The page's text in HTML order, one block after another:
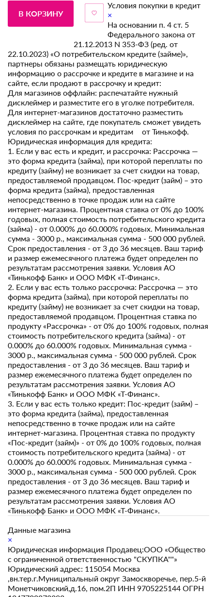
В КОРЗИНУ
Условия покупки в кредит
×
На основании п. 4 ст. 5
Федерального закона от
21.12.2013 N 353-ФЗ (ред. от
22.10.2023) «О потребительском кредите (займе)»,
партнеры обязаны размещать юридическую
информацию о рассрочке и кредите в магазине и на
сайте, если продают в рассрочку и кредит:
Для магазинов оффлайн: распечатайте нужный
дисклеймер и разместите его в уголке потребителя.
Для интернет-магазинов достаточно разместить
дисклеймер на сайте, где покупатель сможет увидеть
условия по рассрочкам и кредитам от Тинькофф.
Юридическая информация для кредита:
1. Если у вас есть и кредит, и рассрочка: Рассрочка —
это форма кредита (займа), при которой переплаты по
кредиту (займу) не возникает за счет скидки на товар,
предоставляемой продавцом. Пос-кредит (займ) – это
форма кредита (займа), предоставленная
непосредственно в точке продаж или на сайте
интернет-магазина. Процентная ставка от 0% до 100%
годовых, полная стоимость потребительского кредита
(займа) - от 0.000% до 60.000% годовых. Минимальная
сумма - 3000 р., максимальная сумма - 500 000 рублей.
Срок предоставления - от 3 до 36 месяцев. Ваш тариф
и размер ежемесячного платежа будет определен по
результатам рассмотрения заявки. Условия АО
«Тинькофф Банк» и ООО МФК «Т-Финанс».
2. Если у вас есть только рассрочка: Рассрочка — это
форма кредита (займа), при которой переплаты по
кредиту (займу) не возникает за счет скидки на товар,
предоставляемой продавцом. Процентная ставка по
продукту «Рассрочка» - от 0% до 100% годовых, полная
стоимость потребительского кредита (займа) - от
0.000% до 60.000% годовых. Минимальная сумма -
3000 р., максимальная сумма - 500 000 рублей. Срок
предоставления - от 3 до 36 месяцев. Ваш тариф и
размер ежемесячного платежа будет определен по
результатам рассмотрения заявки. Условия АО
«Тинькофф Банк» и ООО МФК «Т-Финанс».
3. Если у вас есть только кредит: Пос-кредит (займ) –
это форма кредита (займа), предоставленная
непосредственно в точке продаж или на сайте
интернет-магазина. Процентная ставка по продукту
«Пос-кредит (займ)» - от 0% до 100% годовых, полная
стоимость потребительского кредита (займа) - от
0.000% до 60.000% годовых. Минимальная сумма -
3000 р., максимальная сумма - 500 000 рублей. Срок
предоставления - от 3 до 36 месяцев. Ваш тариф и
размер ежемесячного платежа будет определен по
результатам рассмотрения заявки. Условия АО
«Тинькофф Банк» и ООО МФК «Т-Финанс».
Данные магазина
×
Юридическая информация Продавец:ООО «Общество
с ограниченной ответственностью "СКУПКА""»
Юридический адрес: 115054 Москва
,вн.тер.г.Муниципальный округ Замоскворечье, пер.5-й
Монетчиковский,д.16, пом.2П ИНН 9705225144 ОГРН